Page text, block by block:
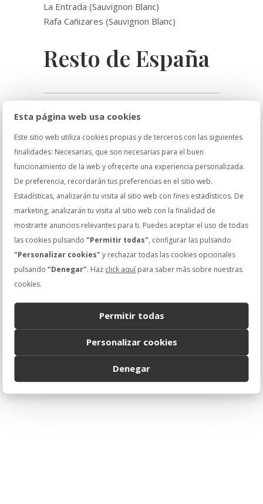
Esta página web usa cookies
Este sitio web utiliza cookies propias y de terceros con las siguientes
finalidades: Necesarias, que son necesarias para el buen
funcionamiento de la web y ofrecerte una experiencia personalizada.
De preferencia, recordarán tus preferencias en el sitio web.
Estadísticas, analizarán tu visita al sitio web con fines estadísticos. De
marketing, analizarán tu visita al sitio web con la finalidad de
mostrarte anuncios relevantes para ti. Puedes aceptar el uso de todas
las cookies pulsando"Permitir todas", configurar las pulsando
"Personalizar cookies" y rechazar todas las cookies opcionales
pulsando"Denegar". Haz click aquí para saber más sobre nuestras
cookies.
Permitir todas
Personalizar cookies
Denegar
La Entrada (Sauvignon Blanc)
Rafa Cañizares (Sauvignon Blanc)
Resto de España
A. Retuerta Ledomaine
Artadi Viñas de Gaín (Viura)
Habla de Ti (Sauvignon Blanc) Extremadura
Mengoba (Godello) León
El Zarzal (Godello ) León
Juan Gil (Moscatel Seco)
Rebels de Batea (Garnacha Blanca)
Francia
Renard Chablis
Ladoucette Pouilly Fume
Simonette